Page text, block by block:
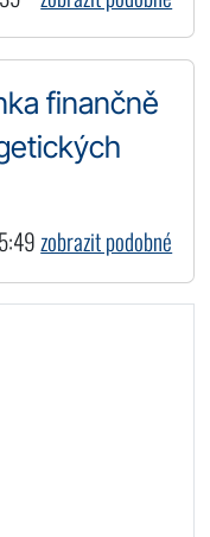
finančně
zobrazit podobné